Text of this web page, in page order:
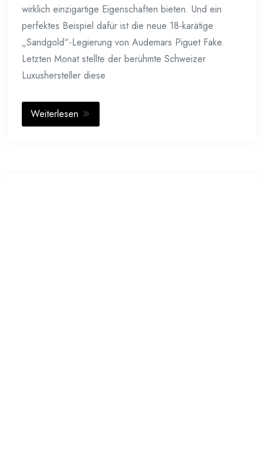
wirklich einzigartige Eigenschaften bieten. Und ein
perfektes Beispiel dafür ist die neue 18-karätige
„Sandgold“-Legierung von Audemars Piguet Fake.
Letzten Monat stellte der berühmte Schweizer
Luxushersteller diese
Weiterlesen